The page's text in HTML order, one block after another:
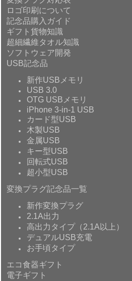
ロゴ印刷について
記念品購入ガイド
ギフト貨物知識
超細繊維タオル知識
ソフトウェア開発
USB記念品
新作USBメモリ
USB 3.0
OTG USBメモリ
iPhone 3-in-1 USB
カード型USB
木製USB
金属USB
キー型USB
回転式USB
超小型USB
変換プラグ記念品一覧
新作変換プラグ
2.1A出力
高出力タイプ（2.1A以上）
デュアルUSB充電
お手頃タイプ
エコ食器ギフト
電子ギフト